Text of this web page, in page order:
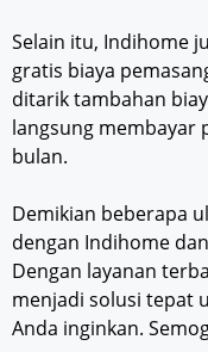
Selain itu, Indihome
gratis biaya
ditarik tambahan
langsung membayar
bulan.
Demikian beberapa
dengan Indihome
Dengan layanan
menjadi solusi tepat
Anda inginkan.